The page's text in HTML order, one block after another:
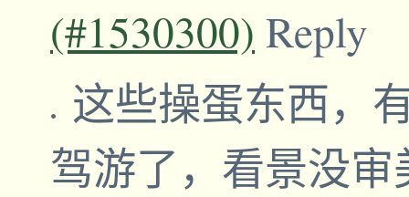
(#1530300) Reply
这些操蛋东西，
驾游了，看景没